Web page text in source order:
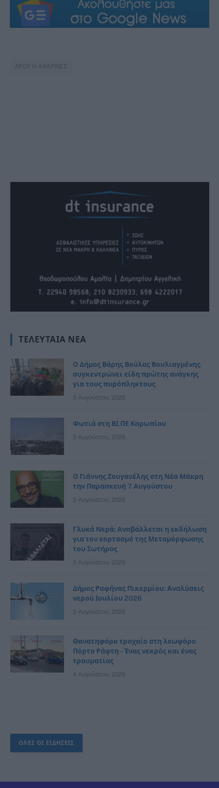
ΑΡΩΓΗ ΑΧΑΡΝΕΣ
ΤΕΛΕΥΤΑΊΑ ΝΈΑ
Ο Δήμος Βάρης Βούλας Βουλιαγμένης
συγκεντρώνει είδη πρώτης ανάγκης
για τους πυρόπληκτους
5 Αυγούστου, 2026
Φωτιά στη ΒΙ.ΠΕ Κορωπίου
5 Αυγούστου, 2026
Ο Γιάννης Ζουγανέλης στη Νέα Μάκρη
την Παρασκευή 7 Αυγούστου
5 Αυγούστου, 2026
Γλυκά Νερά: Αναβάλλεται η εκδήλωση
για τον εορτασμό της Μεταμόρφωσης
του Σωτήρος
5 Αυγούστου, 2026
Δήμος Ραφήνας Πικερμίου: Αναλύσεις
νερού Ιουλίου 2026
5 Αυγούστου, 2026
Θανατηφόρο τροχαίο στη λεωφόρο
Πόρτο Ράφτη – Ένας νεκρός και ένας
τραυματίας
4 Αυγούστου, 2026
ΟΛΕΣ ΟΙ ΕΙΔΗΣΕΙΣ